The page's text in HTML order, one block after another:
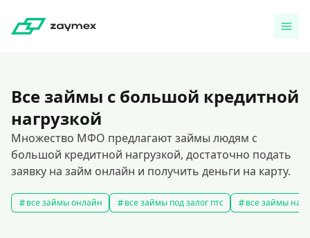
Все займы с большой кредитной
нагрузкой
Множество МФО предлагают займы людям с
большой кредитной нагрузкой, достаточно подать
заявку на займ онлайн и получить деньги на карту.
все займы онлайн все займы под залог птс все займы на